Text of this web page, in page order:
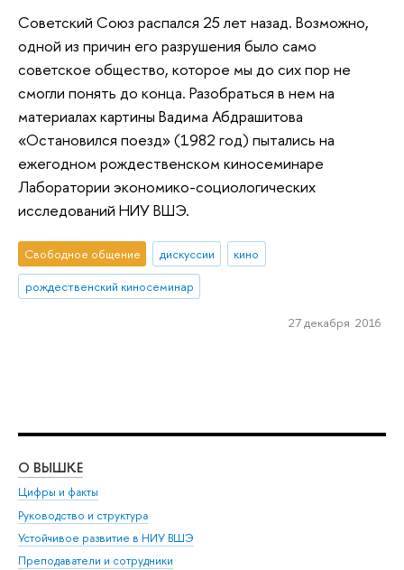
Советский Союз распался 25 лет назад. Возможно,
одной из причин его разрушения было само
советское общество, которое мы до сих пор не
смогли понять до конца. Разобраться в нем на
материалах картины Вадима Абдрашитова
«Остановился поезд» (1982 год) пытались на
ежегодном рождественском киносеминаре
Лаборатории экономико-социологических
исследований НИУ ВШЭ.
Свободное общение дискуссии
кино
рождественский киносеминар
27 декабря 2016
О ВЫШКЕ
Цифры и факты
Руководство и структура
Устойчивое развитие в НИУ ВШЭ
Преподаватели и сотрудники